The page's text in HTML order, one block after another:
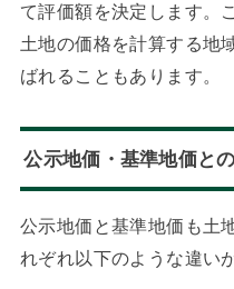
て評価額を決定します。
土地の価格を計算する地
ばれることもあります。
公示地価・基準地価と
公示地価と基準地価も土
れぞれ以下のような違い